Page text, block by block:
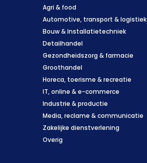
Agri & food
Automotive, transport & logistiek
Bouw & Installatietechniek
Detailhandel
Gezondheidszorg & farmacie
Groothandel
Horeca, toerisme & recreatie
IT, online & e-commerce
Industrie & productie
Media, reclame & communicatie
Zakelijke dienstverlening
Overig